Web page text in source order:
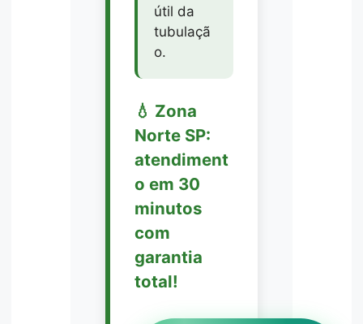
útil da
tubulaçã
o.
💧 Zona
Norte SP:
atendiment
o em 30
minutos
com
garantia
total!